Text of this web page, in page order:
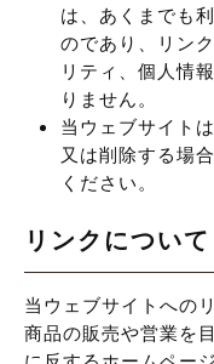
は、あくまでも
のであり、リン
リティ、個人情
りません。
当ウェブサイト
又は削除する場
ください。
リンクについて
当ウェブサイトへの
商品の販売や営業を